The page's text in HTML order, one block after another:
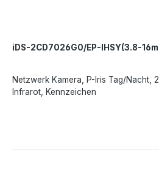
iDS-2CD7026G0/EP-IHSY(3.8-
Netzwerk Kamera, P-Iris Tag/Nacht,
Infrarot, Kennzeichen